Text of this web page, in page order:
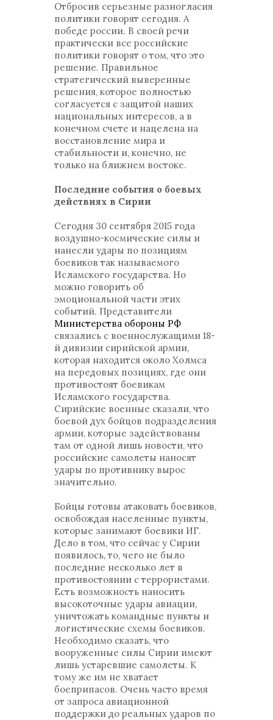
Отбросив серьезные разногласия
политики говорят сегодня. А
победе россии. В своей речи
практически все российские
политики говорят о том, что это
решение. Правильное
стратегический выверенные
решения, которое полностью
согласуется с защитой наших
национальных интересов, а в
конечном счете и нацелена на
восстановление мира и
стабильности и, конечно, не
только на ближнем востоке.
Последние события о боевых
действиях в Сирии
Сегодня 30 сентября 2015 года
воздушно-космические силы и
нанесли удары по позициям
боевиков так называемого
Исламского государства. Но
можно говорить об
эмоциональной части этих
событий. Представители
Министерства обороны РФ
связались с военнослужащими 18-
й дивизии сирийской армии,
которая находится около Холмса
на передовых позициях, где они
противостоят боевикам
Исламского государства.
Сирийские военные сказали, что
боевой дух бойцов подразделения
армии, которые задействованы
там от одной лишь новости, что
российские самолеты наносят
удары по противнику вырос
значительно.
Бойцы готовы атаковать боевиков,
освобождая населенные пункты,
которые занимают боевики ИГ.
Дело в том, что сейчас у Сирии
появилось, то, чего не было
последние несколько лет в
противостоянии с террористами.
Есть возможность наносить
высокоточные удары авиации,
уничтожать командные пункты и
логистические схемы боевиков.
Необходимо сказать, что
вооруженные силы Сирии имеют
лишь устаревшие самолеты. К
тому же им не хватает
боеприпасов. Очень часто время
от запроса авиационной
поддержки до реальных ударов по